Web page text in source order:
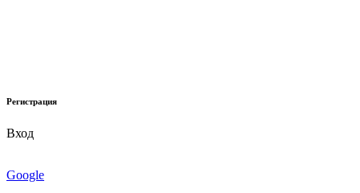
Регистрация
Вход
Google